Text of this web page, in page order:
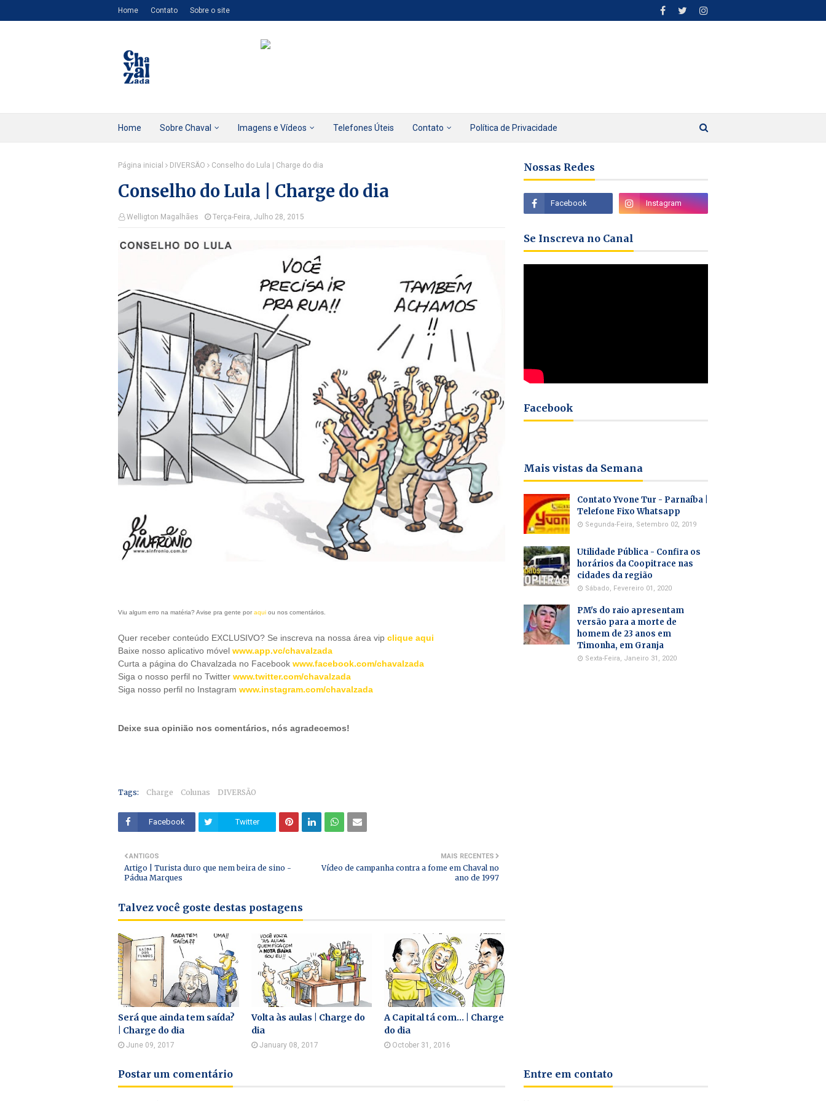
Home Contato Sobre o site
Home Sobre Chaval Imagens e Vídeos Telefones Úteis Contato Política de Privacidade
Página inicial DIVERSÃO Conselho do Lula | Charge do dia
Conselho do Lula | Charge do dia
Welligton Magalhães Terça-Feira, Julho 28, 2015
Viu algum erro na matéria? Avise pra gente por aqui ou nos comentários.
Quer receber conteúdo EXCLUSIVO? Se inscreva na nossa área vip clique aqui
Baixe nosso aplicativo móvel www.app.vc/chavalzada
Curta a página do Chavalzada no Facebook www.facebook.com/chavalzada
Siga o nosso perfil no Twitter www.twitter.com/chavalzada
Siga nosso perfil no Instagram www.instagram.com/chavalzada
Deixe sua opinião nos comentários, nós agradecemos!
Tags: Charge Colunas DIVERSÃO
Facebook Twitter
MAIS RECENTES
Vídeo de campanha contra a fome em Chaval no
ano de 1997
ANTIGOS
Artigo | Turista duro que nem beira de sino -
Pádua Marques
Talvez você goste destas postagens
Será que ainda tem saída?
| Charge do dia
June 09, 2017
Volta às aulas | Charge do
dia
January 08, 2017
A Capital tá com... | Charge
do dia
October 31, 2016
Postar um comentário
Nossas Redes
Se Inscreva no Canal
Facebook
Mais vistas da Semana
Contato Yvone Tur - Parnaíba |
Telefone Fixo Whatsapp
Segunda-Feira, Setembro 02, 2019
Utilidade Pública - Confira os
horários da Coopitrace nas
cidades da região
Sábado, Fevereiro 01, 2020
PM's do raio apresentam
versão para a morte de
homem de 23 anos em
Timonha, em Granja
Sexta-Feira, Janeiro 31, 2020
Entre em contato